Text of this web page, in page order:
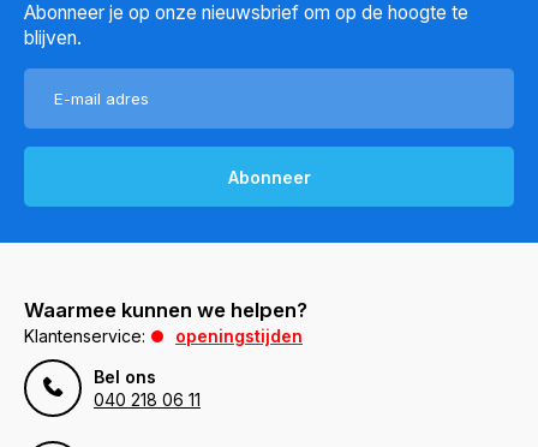
Abonneer je op onze nieuwsbrief om op de hoogte te
blijven.
Abonneer
Waarmee kunnen we helpen?
Klantenservice:
openingstijden
Bel ons
040 218 06 11